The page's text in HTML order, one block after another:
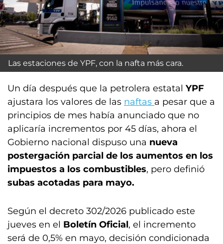
Las estaciones de YPF, con la nafta más cara.
Un día después que la petrolera estatal YPF
ajustara los valores de las naftas a pesar que a
principios de mes había anunciado que no
aplicaría incrementos por 45 días, ahora el
Gobierno nacional dispuso una nueva
postergación parcial de los aumentos en los
impuestos a los combustibles, pero definió
subas acotadas para mayo.
Según el decreto 302/2026 publicado este
jueves en el Boletín Oficial, el incremento
será de 0,5% en mayo, decisión condicionada